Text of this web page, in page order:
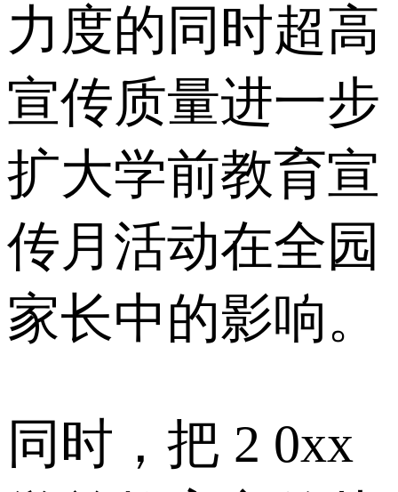
力度的同时超高
宣传质量进一步
扩大学前教育宣
传月活动在全园
家长中的影响。
同时，把 2 0xx